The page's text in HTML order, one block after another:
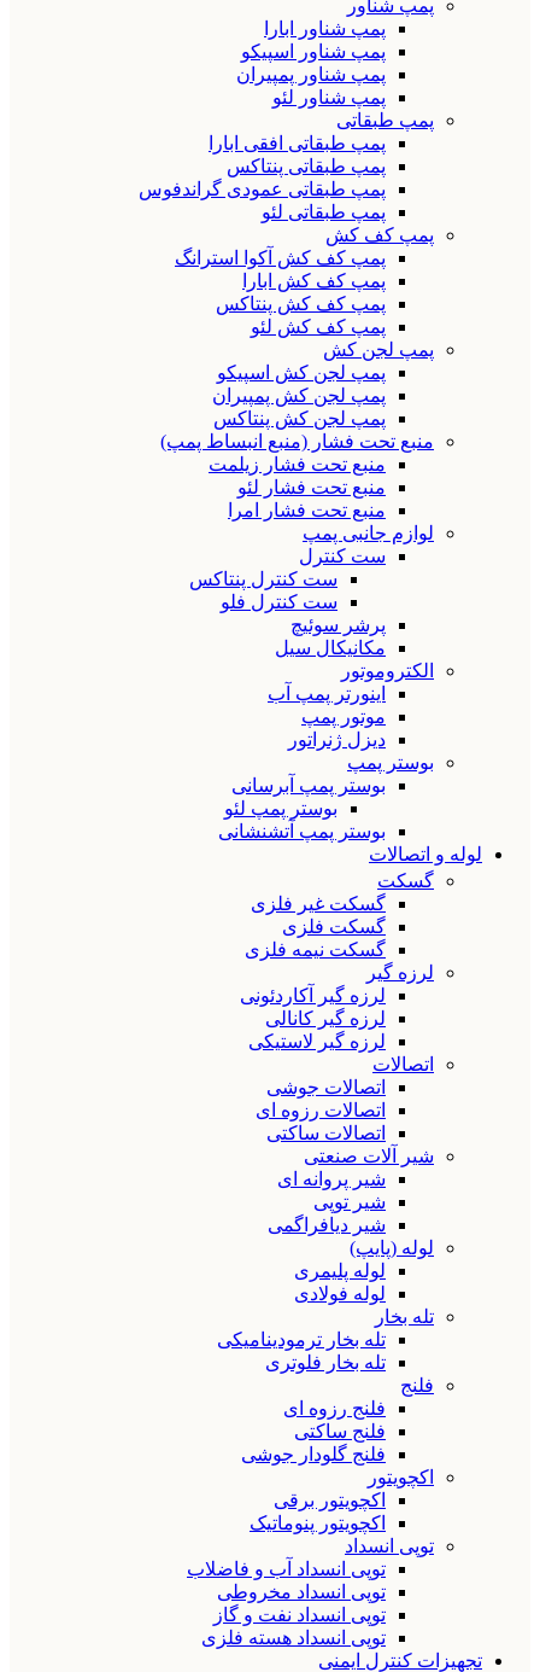
پمپ شناور
پمپ شناور ابارا
پمپ شناور اسپیکو
پمپ شناور پمپیران
پمپ شناور لئو
پمپ طبقاتی
پمپ طبقاتی افقی ابارا
پمپ طبقاتی پنتاکس
پمپ طبقاتی عمودی گراندفوس
پمپ طبقاتی لئو
پمپ کف کش
پمپ کف کش آکوا استرانگ
پمپ کف کش ابارا
پمپ کف کش پنتاکس
پمپ کف کش لئو
پمپ لجن کش
پمپ لجن کش اسپیکو
پمپ لجن کش پمپیران
پمپ لجن کش پنتاکس
منبع تحت فشار (منبع انبساط پمپ)
منبع تحت فشار زیلمت
منبع تحت فشار لئو
منبع تحت فشار امرا
لوازم جانبی پمپ
ست کنترل
ست کنترل پنتاکس
ست کنترل فلو
پرشر سوئیچ
مکانیکال سیل
الکتروموتور
اینورتر پمپ آب
موتور پمپ
دیزل ژنراتور
بوستر پمپ
بوستر پمپ آبرسانی
بوستر پمپ لئو
بوستر پمپ آتشنشانی
لوله و اتصالات
گسکت
گسکت غیر فلزی
گسکت فلزی
گسکت نیمه فلزی
لرزه گیر
لرزه گیر آکاردئونی
لرزه گیر کانالی
لرزه گیر لاستیکی
اتصالات
اتصالات جوشی
اتصالات رزوه ای
اتصالات ساکتی
شیر آلات صنعتی
شیر پروانه ای
شیر توپی
شیر دیافراگمی
لوله (پایپ)
لوله پلیمری
لوله فولادی
تله بخار
تله بخار ترمودینامیکی
تله بخار فلوتری
فلنج
فلنج رزوه ای
فلنج ساکتی
فلنج گلودار جوشی
اکچویتور
اکچویتور برقی
اکچویتور پنوماتیک
توپی انسداد
توپی انسداد آب و فاضلاب
توپی انسداد مخروطی
توپی انسداد نفت و گاز
توپی انسداد هسته فلزی
تجهیزات کنترل ایمنی